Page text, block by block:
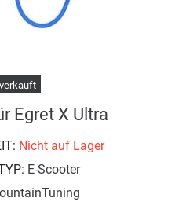
Egret X Ultra
Nicht auf Lager
E-Scooter